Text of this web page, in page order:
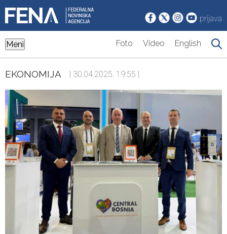
prijava
Meni Foto Video English
EKONOMIJA | 30.04.2025. 19:55 |